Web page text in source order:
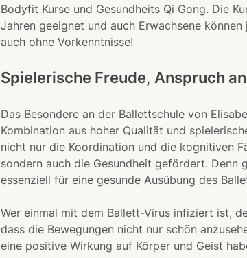
Bodyfit Kurse und Gesundheits Qi Gong. Die
Jahren geeignet und auch Erwachsene
auch ohne Vorkenntnisse!
Spielerische Freude, Anspruch
Das Besondere an der Ballettschule von
Kombination aus hoher Qualität und
nicht nur die Koordination und die kognitiven
sondern auch die Gesundheit gefördert. Denn
essenziell für eine gesunde Ausübung des
Wer einmal mit dem Ballett-Virus infiziert ist,
dass die Bewegungen nicht nur schön
eine positive Wirkung auf Körper und Geist